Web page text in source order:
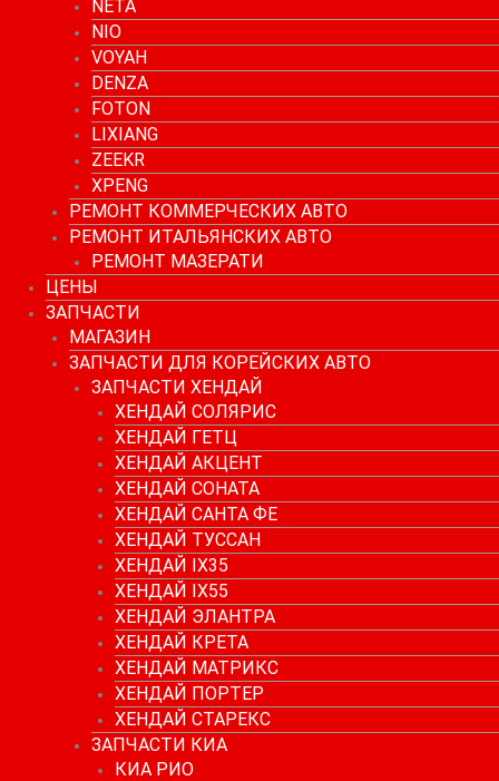
NETA
NIO
VOYAH
DENZA
FOTON
LIXIANG
ZEEKR
XPENG
РЕМОНТ КОММЕРЧЕСКИХ АВТО
РЕМОНТ ИТАЛЬЯНСКИХ АВТО
РЕМОНТ МАЗЕРАТИ
ЦЕНЫ
ЗАПЧАСТИ
МАГАЗИН
ЗАПЧАСТИ ДЛЯ КОРЕЙСКИХ АВТО
ЗАПЧАСТИ ХЕНДАЙ
ХЕНДАЙ СОЛЯРИС
ХЕНДАЙ ГЕТЦ
ХЕНДАЙ АКЦЕНТ
ХЕНДАЙ СОНАТА
ХЕНДАЙ САНТА ФЕ
ХЕНДАЙ ТУССАН
ХЕНДАЙ IX35
ХЕНДАЙ IX55
ХЕНДАЙ ЭЛАНТРА
ХЕНДАЙ КРЕТА
ХЕНДАЙ МАТРИКС
ХЕНДАЙ ПОРТЕР
ХЕНДАЙ СТАРЕКС
ЗАПЧАСТИ КИА
КИА РИО